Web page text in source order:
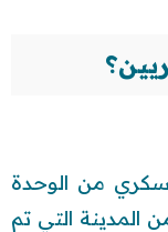
من الوحدة
المدينة التي تم